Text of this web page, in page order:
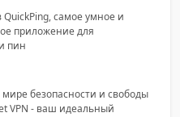
самое умное и
приложение для
пин
безопасности и свободы
VPN - ваш идеальный